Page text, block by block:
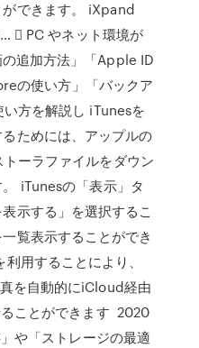
できます。 iXpand
⃝ PC やネット環境が
追加方法」「Apple ID
の使い方」「バックア
方を解説し iTunesを
ためには、アップルの
ーラファイルをダウン
iTunesの「表示」タ
示する」を選択するこ
覧表示することができ
用することにより、
を自動的にiCloud経由
ことができます 2020
や「ストレージの最適